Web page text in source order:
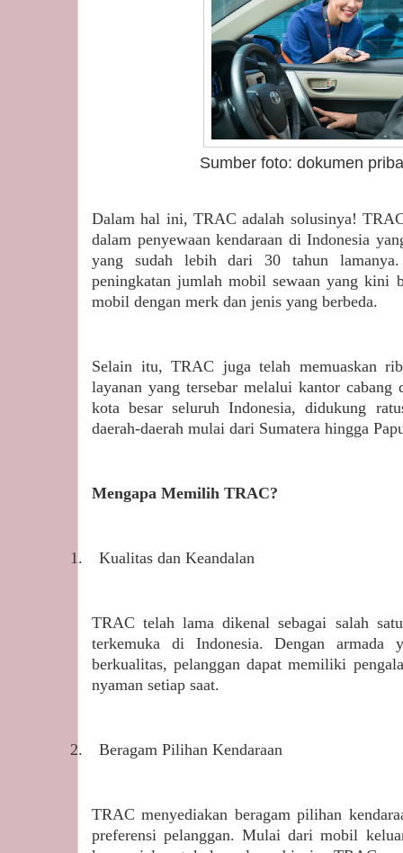
Sumber foto: dokumen
Dalam hal ini, TRAC adalah solusinya!
dalam penyewaan kendaraan di Indonesia
yang sudah lebih dari 30 tahun
peningkatan jumlah mobil sewaan yang
mobil dengan merk dan jenis yang berbeda.
Selain itu, TRAC juga telah memuaskan
layanan yang tersebar melalui kantor
kota besar seluruh Indonesia, didukung
daerah-daerah mulai dari Sumatera hingga
Mengapa Memilih TRAC?
1. Kualitas dan Keandalan
TRAC telah lama dikenal sebagai salah
terkemuka di Indonesia. Dengan armada
berkualitas, pelanggan dapat memiliki
nyaman setiap saat.
2. Beragam Pilihan Kendaraan
TRAC menyediakan beragam pilihan
preferensi pelanggan. Mulai dari mobil